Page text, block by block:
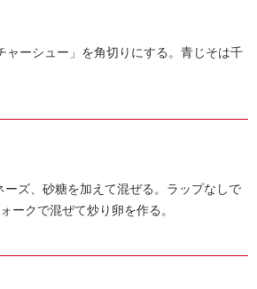
ャーシュー」を角切りにする。青じそは千
ズ、砂糖を加えて混ぜる。ラップなしで
ークで混ぜて炒り卵を作る。